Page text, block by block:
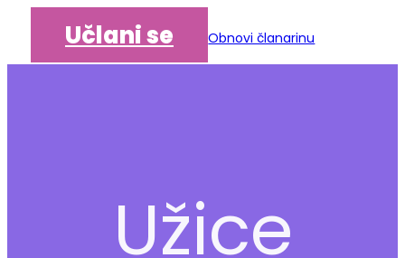
Učlani se
Obnovi članarinu
Užice